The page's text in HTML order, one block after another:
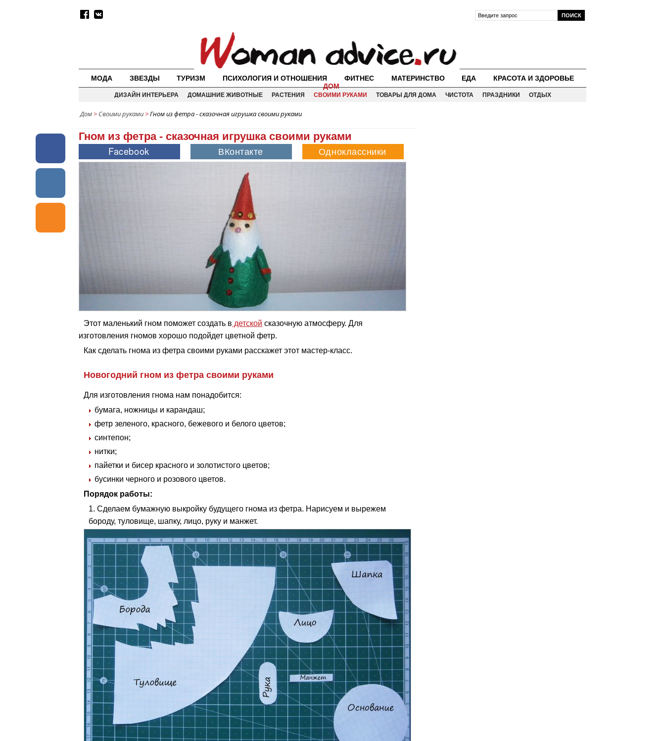
МОДА ЗВЕЗДЫ ТУРИЗМ ПСИХОЛОГИЯ И ОТНОШЕНИЯ ФИТНЕС МАТЕРИНСТВО ЕДА
КРАСОТА И ЗДОРОВЬЕ
ДОМ
ДИЗАЙН ИНТЕРЬЕРА ДОМАШНИЕ ЖИВОТНЫЕ РАСТЕНИЯ СВОИМИ РУКАМИ ТОВАРЫ ДЛЯ ДОМА ЧИСТОТА ПРАЗДНИКИ ОТДЫХ
Дом > Своими руками >Гном из фетра - сказочная игрушка своими руками
Гном из фетра - сказочная игрушка своими руками
Этот маленький гном поможет создать в детской сказочную атмосферу. Для
изготовления гномов хорошо подойдет цветной фетр.
Как сделать гнома из фетра своими руками расскажет этот мастер-класс.
Новогодний гном из фетра своими руками
Для изготовления гнома нам понадобится:
бумага, ножницы и карандаш;
фетр зеленого, красного, бежевого и белого цветов;
синтепон;
нитки;
пайетки и бисер красного и золотистого цветов;
бусинки черного и розового цветов.
Порядок работы:
Сделаем бумажную выкройку будущего гнома из фетра. Нарисуем и вырежем
бороду, туловище, шапку, лицо, руку и манжет.